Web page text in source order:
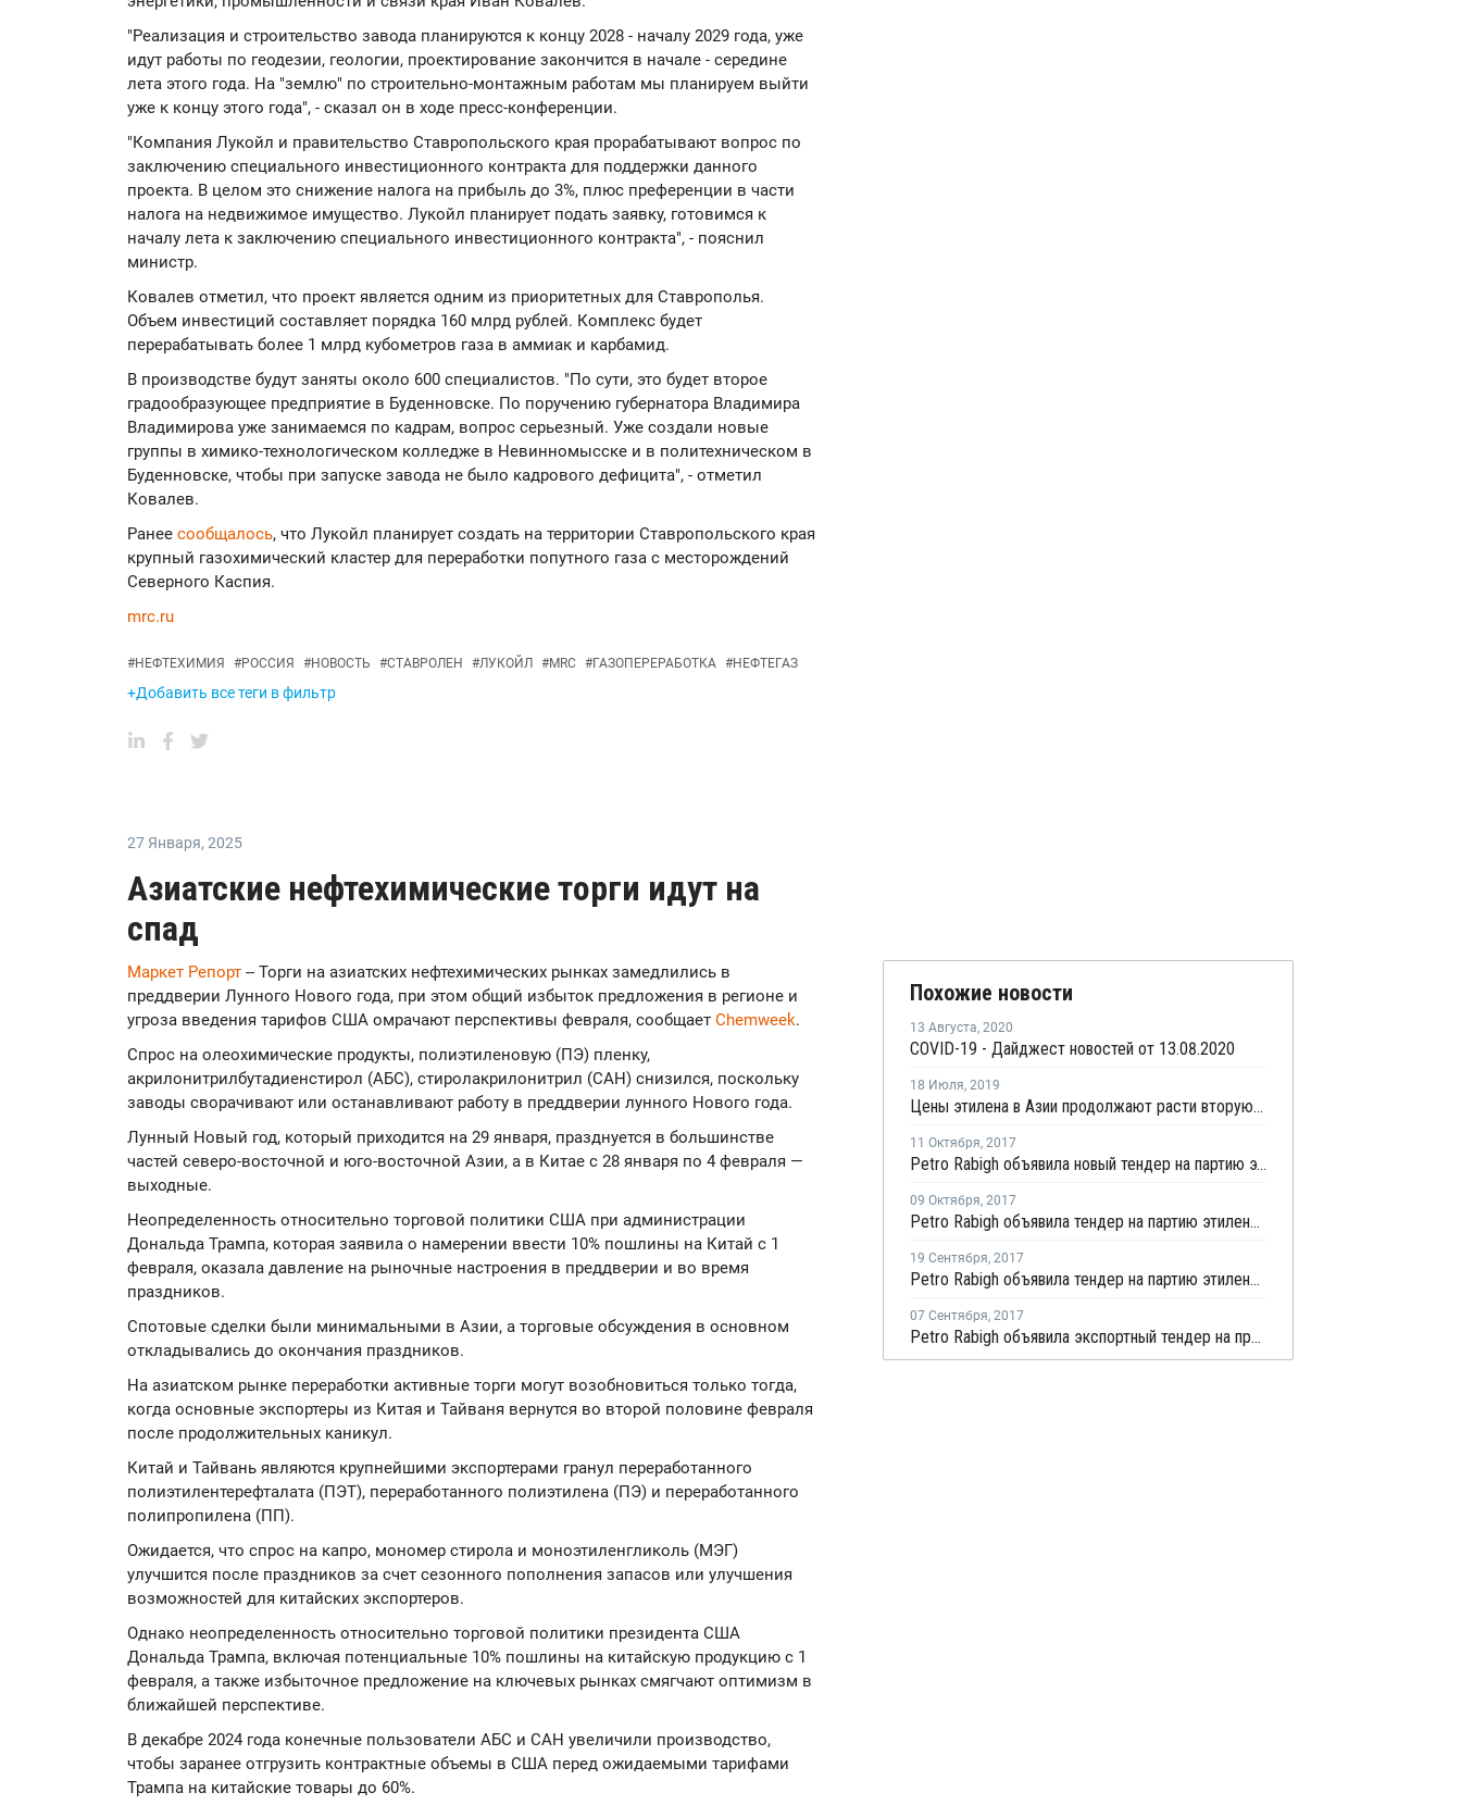
"Реализация и строительство завода планируются к концу 2028 - началу 2029 года, уже
идут работы по геодезии, геологии, проектирование закончится в начале - середине
лета этого года. На "землю" по строительно-монтажным работам мы планируем выйти
уже к концу этого года", - сказал он в ходе пресс-конференции.
"Компания Лукойл и правительство Ставропольского края прорабатывают вопрос по
заключению специального инвестиционного контракта для поддержки данного
проекта. В целом это снижение налога на прибыль до 3%, плюс преференции в части
налога на недвижимое имущество. Лукойл планирует подать заявку, готовимся к
началу лета к заключению специального инвестиционного контракта", - пояснил
министр.
Ковалев отметил, что проект является одним из приоритетных для Ставрополья.
Объем инвестиций составляет порядка 160 млрд рублей. Комплекс будет
перерабатывать более 1 млрд кубометров газа в аммиак и карбамид.
В производстве будут заняты около 600 специалистов. "По сути, это будет второе
градообразующее предприятие в Буденновске. По поручению губернатора Владимира
Владимирова уже занимаемся по кадрам, вопрос серьезный. Уже создали новые
группы в химико-технологическом колледже в Невинномысске и в политехническом в
Буденновске, чтобы при запуске завода не было кадрового дефицита", - отметил
Ковалев.
Ранее сообщалось, что Лукойл планирует создать на территории Ставропольского края
крупный газохимический кластер для переработки попутного газа с месторождений
Северного Каспия.
mrc.ru
#НЕФТЕХИМИЯ #РОССИЯ #НОВОСТЬ #СТАВРОЛЕН #ЛУКОЙЛ #MRC #ГАЗОПЕРЕРАБОТКА #НЕФТЕГАЗ
+Добавить все теги в фильтр
27 Января, 2025
Азиатские нефтехимические торги идут на
спад
Маркет Репорт -- Торги на азиатских нефтехимических рынках замедлились в
преддверии Лунного Нового года, при этом общий избыток предложения в регионе и
угроза введения тарифов США омрачают перспективы февраля, сообщает Chemweek.
Спрос на олеохимические продукты, полиэтиленовую (ПЭ) пленку,
акрилонитрилбутадиенстирол (АБС), стиролакрилонитрил (САН) снизился, поскольку
заводы сворачивают или останавливают работу в преддверии лунного Нового года.
Лунный Новый год, который приходится на 29 января, празднуется в большинстве
частей северо-восточной и юго-восточной Азии, а в Китае с 28 января по 4 февраля —
выходные.
Неопределенность относительно торговой политики США при администрации
Дональда Трампа, которая заявила о намерении ввести 10% пошлины на Китай с 1
февраля, оказала давление на рыночные настроения в преддверии и во время
праздников.
Спотовые сделки были минимальными в Азии, а торговые обсуждения в основном
откладывались до окончания праздников.
На азиатском рынке переработки активные торги могут возобновиться только тогда,
когда основные экспортеры из Китая и Тайваня вернутся во второй половине февраля
после продолжительных каникул.
Китай и Тайвань являются крупнейшими экспортерами гранул переработанного
полиэтилентерефталата (ПЭТ), переработанного полиэтилена (ПЭ) и переработанного
полипропилена (ПП).
Ожидается, что спрос на капро, мономер стирола и моноэтиленгликоль (МЭГ)
улучшится после праздников за счет сезонного пополнения запасов или улучшения
возможностей для китайских экспортеров.
Однако неопределенность относительно торговой политики президента США
Дональда Трампа, включая потенциальные 10% пошлины на китайскую продукцию с 1
февраля, а также избыточное предложение на ключевых рынках смягчают оптимизм в
ближайшей перспективе.
В декабре 2024 года конечные пользователи АБС и САН увеличили производство,
чтобы заранее отгрузить контрактные объемы в США перед ожидаемыми тарифами
Трампа на китайские товары до 60%.
Похожие новости
13 Августа, 2020
COVID-19 - Дайджест новостей от 13.08.2020
18 Июля, 2019
Цены этилена в Азии продолжают расти вторую неделю подряд на фоне ограниченного предложения материала
11 Октября, 2017
Petro Rabigh объявила новый тендер на партию этилена с отгрузкой в конце октября
09 Октября, 2017
Petro Rabigh объявила тендер на партию этилена с отгрузкой во второй половине октября
19 Сентября, 2017
Petro Rabigh объявила тендер на партию этилена с отгрузкой в конце сентября - начале октября
07 Сентября, 2017
Petro Rabigh объявила экспортный тендер на продажу партии этилена с отгрузкой в середине сентября